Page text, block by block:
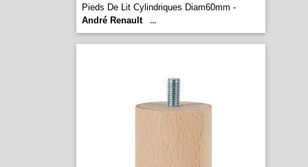
Pieds De Lit Cylindriques Diam60mm -
André Renault
...